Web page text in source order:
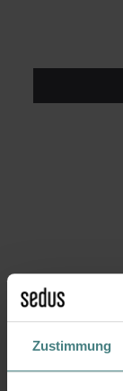
Zustimmung